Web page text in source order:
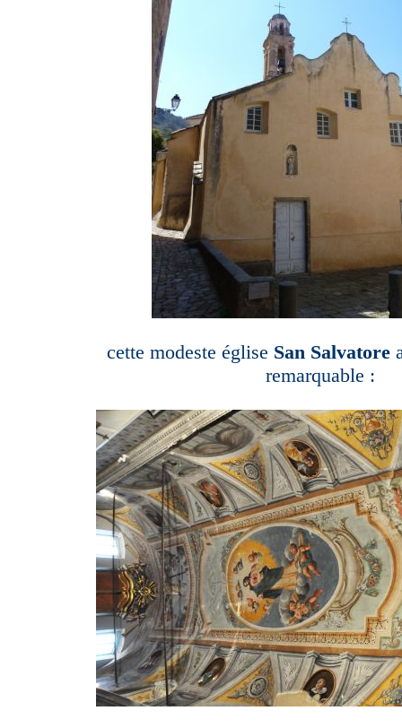
cette modeste église San Salvatore
remarquable :